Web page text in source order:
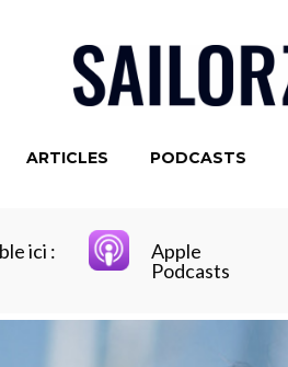
ARTICLES PODCASTS
ici :
Apple
Podcasts